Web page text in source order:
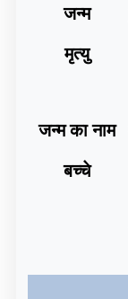
जन्म
मृत्यु
जन्म का नाम
बच्चे